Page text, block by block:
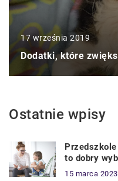
17 września 2019
Dodatki, które
Ostatnie wpisy
to dobry
15 marca 2023